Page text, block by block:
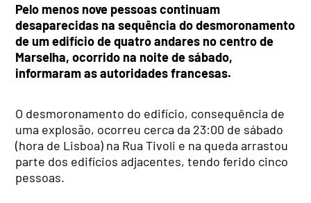
Pelo menos nove pessoas continuam
desaparecidas na sequência do desmoronamento
de um edifício de quatro andares no centro de
Marselha, ocorrido na noite de sábado,
informaram as autoridades francesas.
O desmoronamento do edifício, consequência de
uma explosão, ocorreu cerca da 23:00 de sábado
(hora de Lisboa) na Rua Tivoli e na queda arrastou
parte dos edifícios adjacentes, tendo ferido cinco
pessoas.